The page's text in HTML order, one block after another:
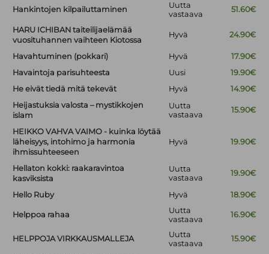
Hankintojen kilpailuttaminen
Uutta
vastaava
51.60€
HARU ICHIBAN taiteilijaelämää
vuosituhannen vaihteen Kiotossa
Hyvä 24.90€
Havahtuminen (pokkari) Hyvä
17.90€
Havaintoja parisuhteesta
Uusi
19.90€
He eivät tiedä mitä tekevät
Hyvä
14.90€
Heijastuksia valosta – mystikkojen
islam
Uutta
vastaava
15.90€
HEIKKO VAHVA VAIMO - kuinka löytää
läheisyys, intohimo ja harmonia
ihmissuhteeseen
Hyvä 19.90€
Hellaton kokki: raakaravintoa
kasviksista
Uutta
vastaava
19.90€
Hello Ruby Hyvä 18.90€
Helppoa rahaa
Uutta
vastaava
16.90€
HELPPOJA VIRKKAUSMALLEJA
Uutta
vastaava
15.90€